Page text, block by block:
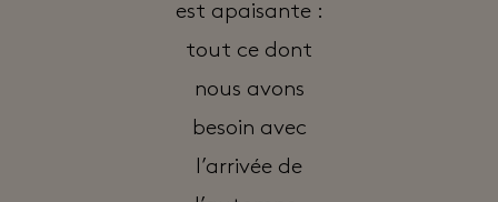
est apaisante :
tout ce dont
nous avons
besoin avec
l’arrivée de